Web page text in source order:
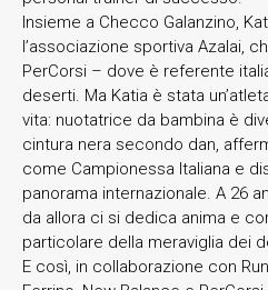
Insieme a Checco Galanzino,
l’associazione sportiva Azalai,
PerCorsi – dove è referente
deserti. Ma Katia è stata
vita: nuotatrice da bambina è
cintura nera secondo dan,
come Campionessa Italiana e
panorama internazionale. A 26
da allora ci si dedica anima e
particolare della meraviglia dei
E così, in collaborazione con